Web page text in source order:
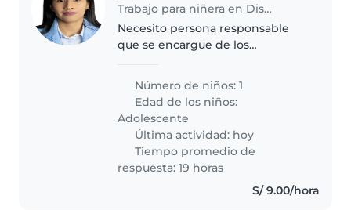
Trabajo para niñera en Distrito de Miraflores
Necesito persona responsable
que se encargue de los
joven con habilidades diferentes,
necesito que le den los
alimentos..
Número de niños: 1
Edad de los niños:
Adolescente
Última actividad: hoy
Tiempo promedio de
respuesta: 19 horas
S/ 9.00/hora